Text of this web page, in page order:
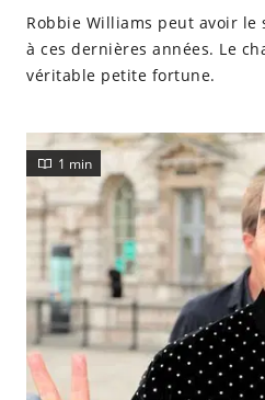
Robbie Williams peut avoir
à ces dernières années. Le
véritable petite fortune.
1 min